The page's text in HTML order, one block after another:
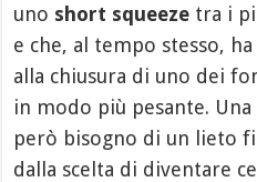
uno short squeeze tra i
e che, al tempo stesso,
alla chiusura di uno dei
in modo più pesante.
però bisogno di un lieto
dalla scelta di diventare